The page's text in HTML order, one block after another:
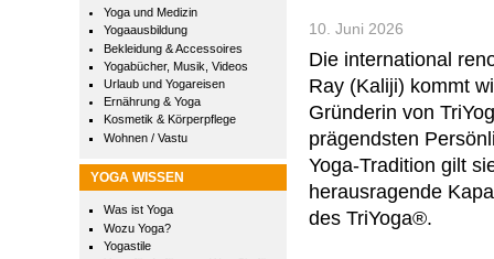
Yoga und Medizin
Yogaausbildung
Bekleidung & Accessoires
Yogabücher, Musik, Videos
Urlaub und Yogareisen
Ernährung & Yoga
Kosmetik & Körperpflege
Wohnen / Vastu
YOGA WISSEN
Was ist Yoga
Wozu Yoga?
Yogastile
10. Juni 2026
Die international
Ray (Kaliji) kommt
Gründerin von
prägendsten
Yoga-Tradition gilt
herausragende
des TriYoga®.